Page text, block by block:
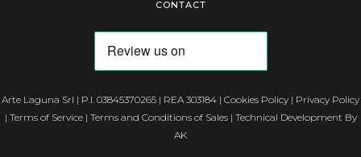
CONTACT
Arte Laguna Srl | P.I. 03845370265 | REA 303184 | Cookies Policy | Privacy Policy
| Terms of Service| Terms and Conditions of Sales| Technical Development By
AK